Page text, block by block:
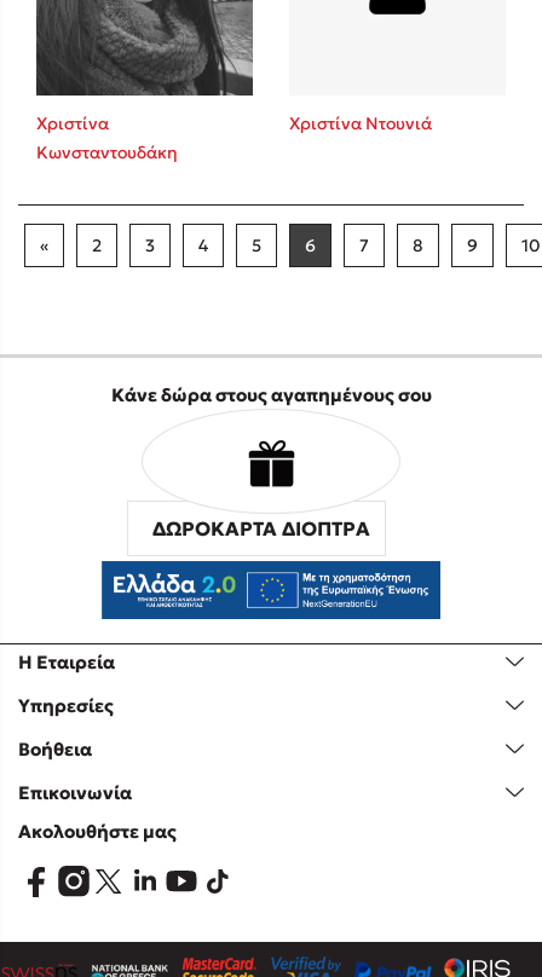
Χριστίνα
Κωνσταντουδάκη
Χριστίνα Ντουνιά
« 2 3 4 5 6 7 8 9 10
Η Εταιρεία
Υπηρεσίες
Βοήθεια
Επικοινωνία
Κάνε δώρα στους αγαπημένους σου
ΔΩΡΟΚΑΡΤΑ ΔΙΟΠΤΡΑ
Ακολουθήστε μας